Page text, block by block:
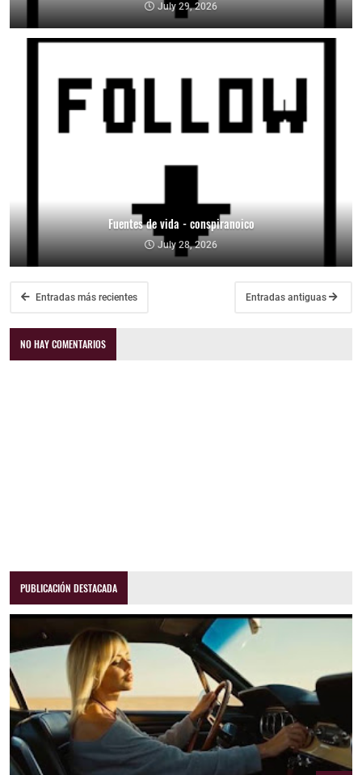
July 29, 2026
Fuentes de vida - conspiranoico
July 28, 2026
Entradas más recientes Entradas antiguas
NO HAY COMENTARIOS
PUBLICACIÓN DESTACADA